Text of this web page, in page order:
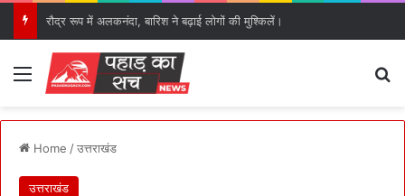
रौद्र रूप में अलकनंदा, बारिश ने बढ़ाई लोगों की मुश्किलें।
Menu
Home /उत्तराखंड
उत्तराखंड